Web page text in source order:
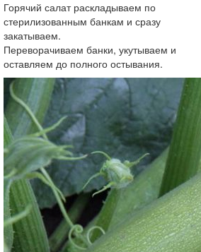
Горячий салат раскладываем по
стерилизованным банкам и сразу
закатываем.
Переворачиваем банки, укутываем и
оставляем до полного остывания.